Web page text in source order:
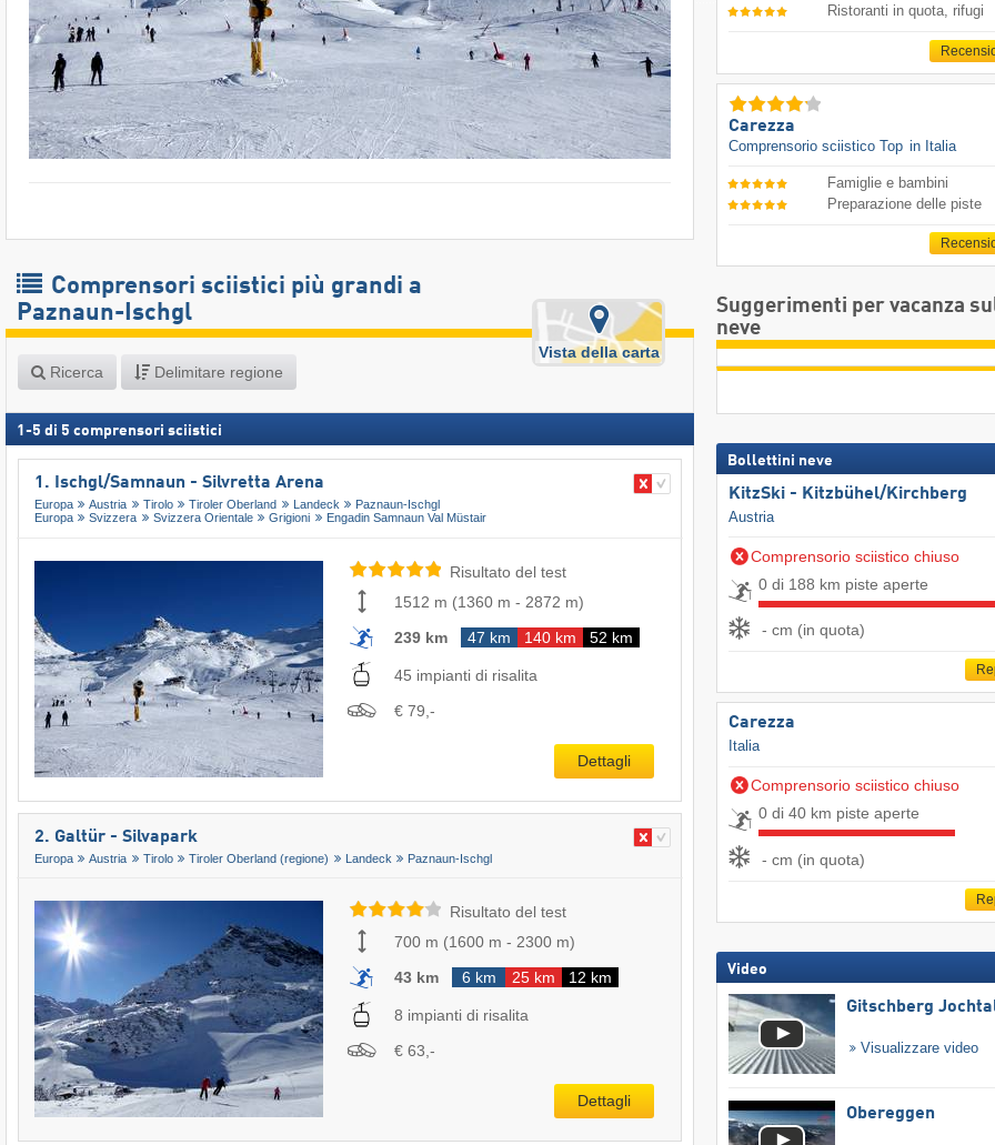
Comprensori sciistici più grandi a
Paznaun-Ischgl
Ricerca Delimitare regione
Vista della carta
1 -5 di 5 comprensori sciistici
1. Ischgl/​Samnaun - Silvretta Arena
Europa Austria Tirolo Tiroler Oberland Landeck
Paznaun-Ischgl
Europa
Svizzera Svizzera Orientale Grigioni Engadin Samnaun Val Müstair
Risultato del test
1512 m (1360 m - 2872 m)
239 km
47 km 140 km 52 km
45 impianti di risalita
€ 79,-
Dettagli
2. Galtür - Silvapark
Europa Austria Tirolo Tiroler Oberland (regione) Landeck Paznaun-Ischgl
Risultato del test
700 m (1600 m - 2300 m)
43 km
6 km 25 km 12 km
8 impianti di risalita
€ 63,-
Dettagli
Ristoranti in quota, rifugi
Carezza
Comprensorio sciistico Top in Italia
Famiglie e bambini
Preparazione delle piste
Suggerimenti per vacanza
neve
Bollettini neve
KitzSki - Kitzbühel/​Kirchberg
Austria
Comprensorio sciistico chiuso
0 di 188 km piste aperte
- cm (in quota)
Carezza
Italia
Comprensorio sciistico chiuso
0 di 40 km piste aperte
- cm (in quota)
Video
Gitschberg
Visualizzare video
Obereggen